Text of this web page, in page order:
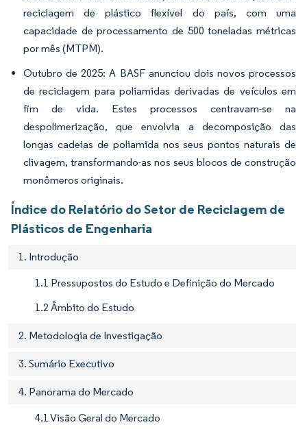
reciclagem de plástico flexível do país, com uma
capacidade de processamento de 500 toneladas métricas
por mês (MTPM).
Outubro de 2025: A BASF anunciou dois novos processos
de reciclagem para poliamidas derivadas de veículos em
fim de vida. Estes processos centravam-se na
despolimerização, que envolvia a decomposição das
longas cadeias de poliamida nos seus pontos naturais de
clivagem, transformando-as nos seus blocos de construção
monômeros originais.
Índice do Relatório do Setor de Reciclagem de
Plásticos de Engenharia
1. Introdução
1.1 Pressupostos do Estudo e Definição do Mercado
1.2 Âmbito do Estudo
2. Metodologia de Investigação
3. Sumário Executivo
4. Panorama do Mercado
4.1 Visão Geral do Mercado